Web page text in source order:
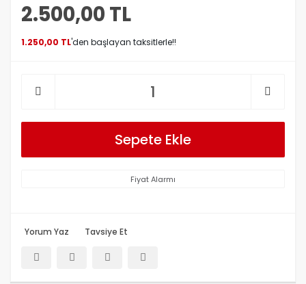
2.500,00 TL
1.250,00 TL'den başlayan taksitlerle!!
Sepete Ekle
Fiyat Alarmı
Yorum Yaz Tavsiye Et